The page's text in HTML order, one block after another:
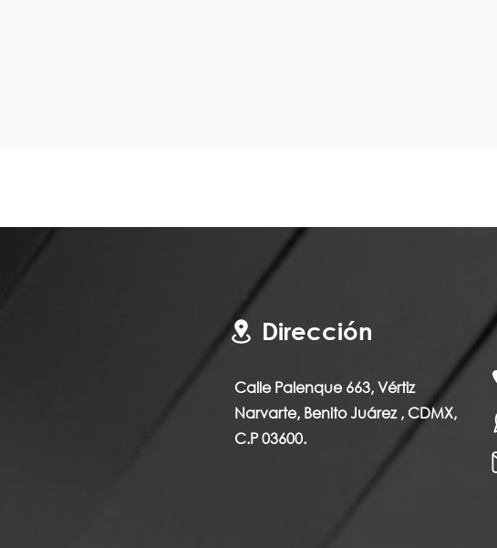
Dirección
Calle Palenque 663, Vértiz
Narvarte, Benito Juárez , CDMX,
C.P 03600.